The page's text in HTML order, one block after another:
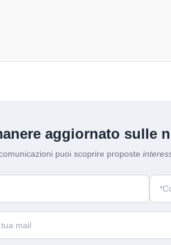
aggiornato sulle
puoi scoprire proposte